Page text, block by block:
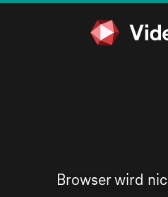
Browser wird